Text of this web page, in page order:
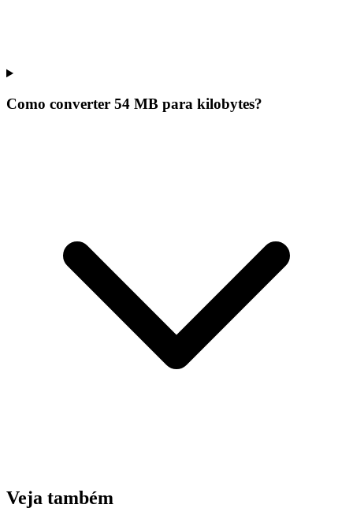
Como converter 54 MB para kilobytes?
Veja também